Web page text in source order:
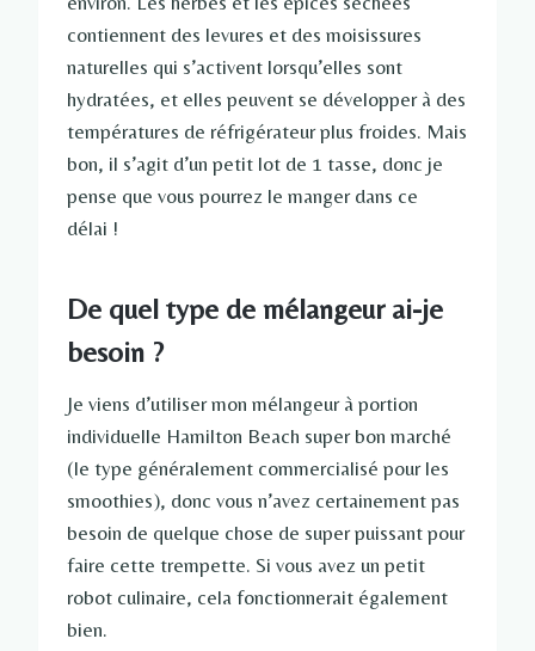
contiennent des levures et des moisissures
naturelles qui s’activent lorsqu’elles sont
hydratées, et elles peuvent se développer à des
températures de réfrigérateur plus froides. Mais
bon, il s’agit d’un petit lot de 1 tasse, donc je
pense que vous pourrez le manger dans ce
délai !
De quel type de mélangeur ai-je
besoin ?
Je viens d’utiliser mon mélangeur à portion
individuelle Hamilton Beach super bon marché
(le type généralement commercialisé pour les
smoothies), donc vous n’avez certainement pas
besoin de quelque chose de super puissant pour
faire cette trempette. Si vous avez un petit
robot culinaire, cela fonctionnerait également
bien.